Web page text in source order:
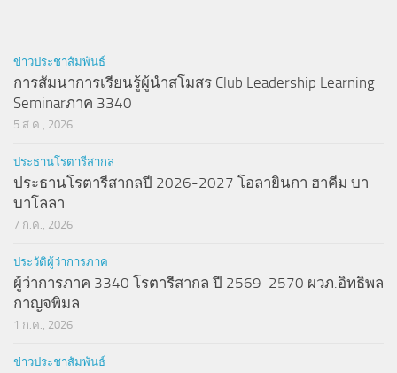
ข่าวประชาสัมพันธ์
การสัมนาการเรียนรู้ผู้นำสโมสร Club Leadership Learning
Seminarภาค 3340
5 ส.ค., 2026
ประธานโรตารีสากล
ประธานโรตารีสากลปี 2026-2027 โอลายินกา ฮาคีม บา
บาโลลา
7 ก.ค., 2026
ประวัติผู้ว่าการภาค
ผู้ว่าการภาค 3340 โรตารีสากล ปี 2569-2570 ผวภ.อิทธิพล
กาญจพิมล
1 ก.ค., 2026
ข่าวประชาสัมพันธ์